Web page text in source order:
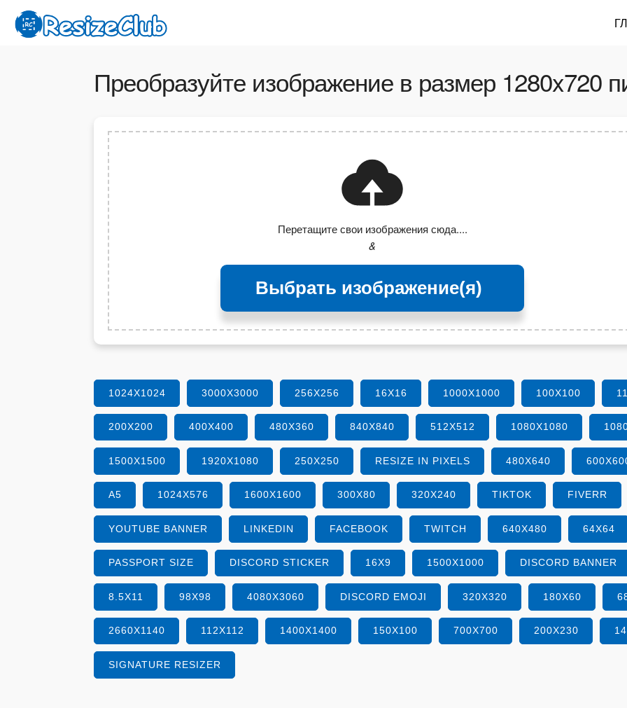
Преобразуйте изображение в размер 1280x720
Перетащите свои изображения сюда....
&
Выбрать изображение(я)
1024X1024 3000X3000 256X256 16X16 1000X1000 100X100
200X200 400X400 480X360 840X840 512X512 1080X1080
1500X1500 1920X1080 250X250 RESIZE IN PIXELS 480X640
A5 1024X576 1600X1600 300X80 320X240 TIKTOK FIVERR
YOUTUBE BANNER LINKEDIN FACEBOOK TWITCH 640X480 64X64
PASSPORT SIZE DISCORD STICKER 16X9 1500X1000 DISCORD BANNER
8.5X11 98X98 4080X3060 DISCORD EMOJI 320X320 180X60
2660X1140 112X112 1400X1400 150X100 700X700 200X230
SIGNATURE RESIZER